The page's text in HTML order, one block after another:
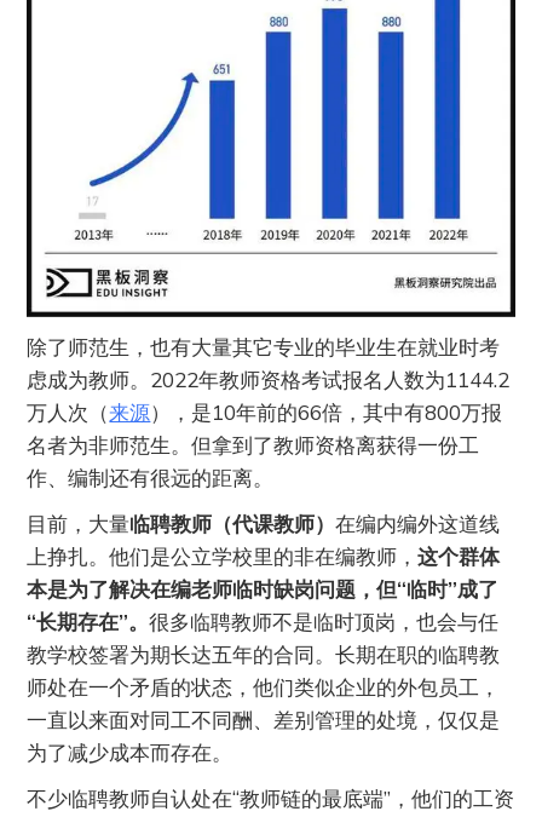
除了师范生，也有大量其它专业的毕业生在就业时考
虑成为教师。2022年教师资格考试报名人数为1144.2
万人次（来源），是10年前的66倍，其中有800万报
名者为非师范生。但拿到了教师资格离获得一份工
作、编制还有很远的距离。
目前，大量临聘教师（代课教师）在编内编外这道线
上挣扎。他们是公立学校里的非在编教师，这个群体
本是为了解决在编老师临时缺岗问题，但“临时”成了
“长期存在”。很多临聘教师不是临时顶岗，也会与任
教学校签署为期长达五年的合同。长期在职的临聘教
师处在一个矛盾的状态，他们类似企业的外包员工，
一直以来面对同工不同酬、差别管理的处境，仅仅是
为了减少成本而存在。
不少临聘教师自认处在“教师链的最底端”，他们的工资